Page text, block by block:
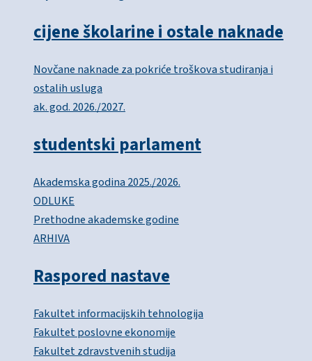
cijene školarine i ostale naknade
Novčane naknade za pokriće troškova studiranja i
ostalih usluga
ak. god. 2026./2027.
studentski parlament
Akademska godina 2025./2026.
ODLUKE
Prethodne akademske godine
ARHIVA
Raspored nastave
Fakultet informacijskih tehnologija
Fakultet poslovne ekonomije
Fakultet zdravstvenih studija